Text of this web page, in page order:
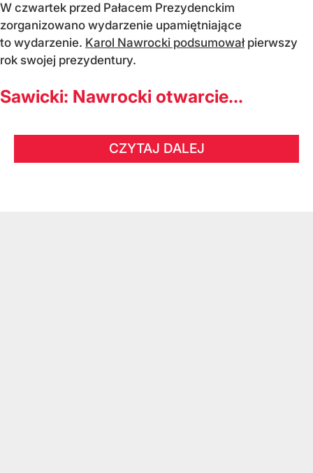
W czwartek przed Pałacem Prezydenckim
zorganizowano wydarzenie upamiętniające
to wydarzenie. Karol Nawrocki podsumowałpierwszy
rok swojej prezydentury.
Sawicki: Nawrocki otwarcie...
CZYTAJ DALEJ